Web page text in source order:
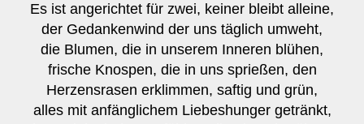
Es ist angerichtet für zwei, keiner bleibt alleine,
der Gedankenwind der uns täglich umweht,
die Blumen, die in unserem Inneren blühen,
frische Knospen, die in uns sprießen, den
Herzensrasen erklimmen, saftig und grün,
alles mit anfänglichem Liebeshunger getränkt,